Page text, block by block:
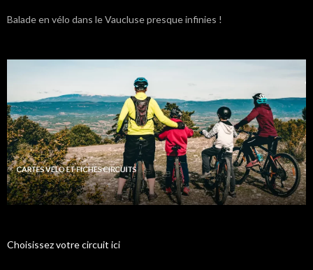
Balade en vélo dans le Vaucluse presque infinies !
Choisissez votre circuit ici